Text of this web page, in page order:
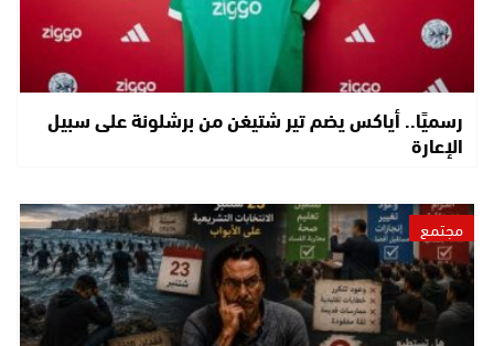
رسميًا.. أياكس يضم تير شتيغن من برشلونة على سبيل
الإعارة
مجتمع